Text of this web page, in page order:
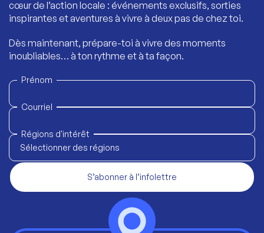
cœur de l’action locale : événements exclusifs, sorties
inspirantes et aventures à vivre à deux pas de chez toi.
Dès maintenant, prépare-toi à vivre des moments
inoubliables… à ton rythme et à ta façon.
Prénom
Courriel
Régions d'intérêt
Sélectionner des régions
S’abonner à l’infolettre